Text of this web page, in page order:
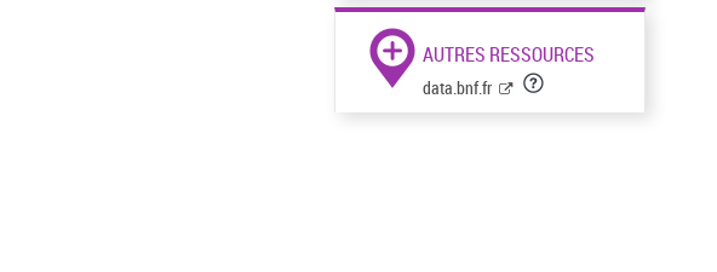
AUTRES RESSOURCES
data.bnf.fr